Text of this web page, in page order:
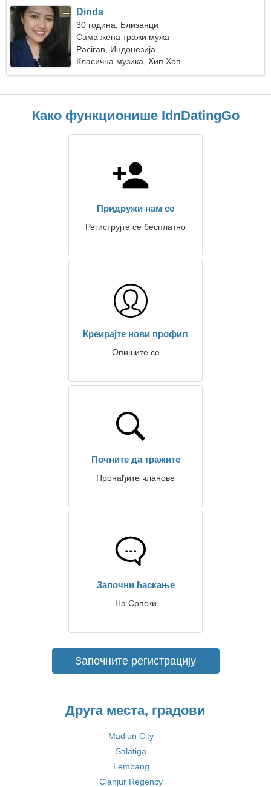
Dinda
30 година, Близанци
Сама жена тражи мужа
Paciran, Индонезија
Класична музика, Хип Хоп
Како функционише IdnDatingGo
Придружи нам се
Региструјте се бесплатно
Креирајте нови профил
Опишите се
Почните да тражите
Пронађите чланове
Започни ћаскање
На Српски
Започните регистрацију
Друга места, градови
Madiun City
Salatiga
Lembang
Cianjur Regency